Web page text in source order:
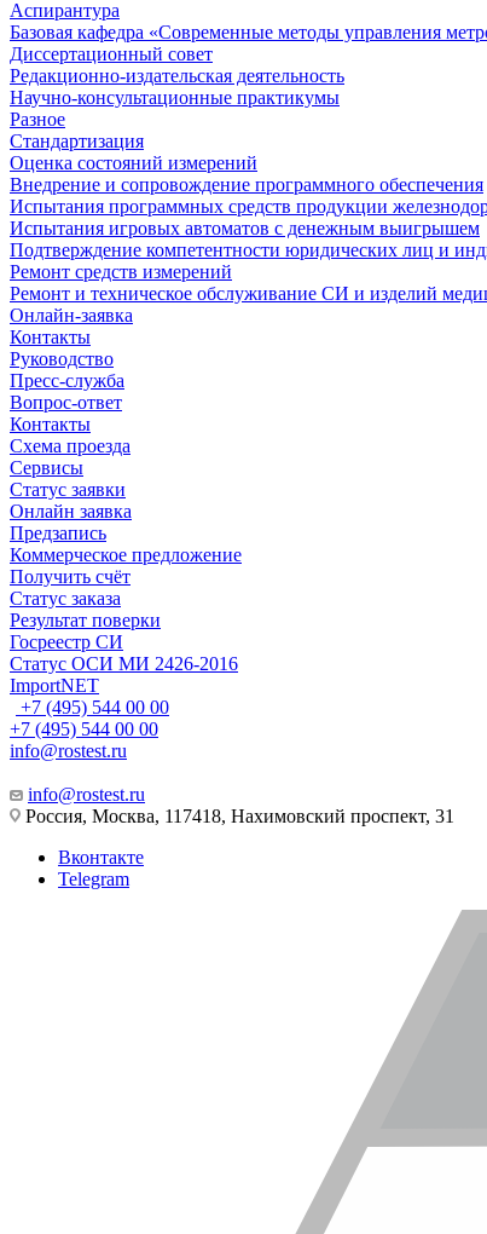
Аспирантура
Базовая кафедра «Современные методы управления
Диссертационный совет
Редакционно-издательская деятельность
Научно-консультационные практикумы
Разное
Стандартизация
Оценка состояний измерений
Внедрение и сопровождение программного обеспечения
Испытания программных средств продукции
Испытания игровых автоматов с денежным выигрышем
Подтверждение компетентности юридических лиц и
Ремонт средств измерений
Ремонт и техническое обслуживание СИ и изделий
Онлайн-заявка
Контакты
Руководство
Пресс-служба
Вопрос-ответ
Контакты
Схема проезда
Сервисы
Статус заявки
Онлайн заявка
Предзапись
Коммерческое предложение
Получить счёт
Статус заказа
Результат поверки
Госреестр СИ
Статус ОСИ МИ 2426-2016
ImportNET
+7 (495) 544 00 00
+7 (495) 544 00 00
info@rostest.ru
info@rostest.ru
Россия, Москва, 117418, Нахимовский проспект, 31
Вконтакте
Telegram